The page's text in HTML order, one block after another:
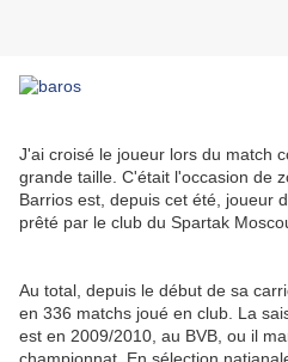
J'ai croisé le joueur lors du match
grande taille. C'était l'occasion de
Barrios est, depuis cet été, joueur
prêté par le club du Spartak
Au total, depuis le début de sa
en 336 matchs joué en club. La
est en 2009/2010, au BVB, ou il